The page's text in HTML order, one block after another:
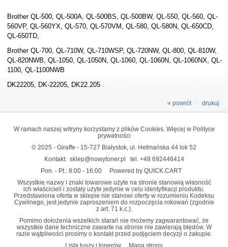
Brother QL-500, QL-500A, QL-500BS, QL-500BW, QL-550, QL-560, QL-
560VP, QL-560YX, QL-570, QL-570VM, QL-580, QL-580N, QL-650CD,
QL-650TD,
Brother QL-700, QL-710W, QL-710WSP, QL-720NW, QL-800, QL-810W,
QL-820NWB, QL-1050, QL-1050N, QL-1060, QL-1060N, QL-1060NX, QL-
1100, QL-1100NWB
DK22205, DK-22205, DK22.205
drukuj
« powrót
W ramach naszej witryny korzystamy z plików Cookies. Więcej w Polityce
prywatności
© 2025 - Giraffe - 15-727 Białystok, ul. Hetmańska 44 lok 52
Kontakt: sklep@nowytoner.pl tel. +48 692446414
Pon. - Pt.: 8:00 - 16:00
Powered by QUICK.CART
Wszystkie nazwy i znaki towarowe użyte na stronie stanowią własność
ich właścicieli i zostały użyte jedynie w celu identyfikacji produktu.
Przedstawiona oferta w sklepie nie stanowi oferty w rozumieniu Kodeksu
Cywilnego, jest jedynie zaproszeniem do rozpoczęcia rokowań (zgodnie
z art. 71 k.c.).
Pomimo dołożenia wszelkich starań nie możemy zagwarantować, że
wszystkie dane techniczne zawarte na stronie nie zawierają błędów. W
razie wątpliwości prosimy o kontakt przed podjęciem decyzji o zakupie.
Lista tuszy i tonerów
Mapa strony